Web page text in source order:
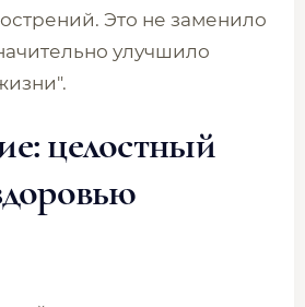
Это не заменило
улучшило
целостный